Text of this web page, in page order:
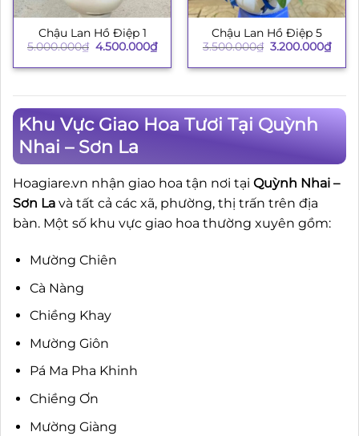
Chậu Lan Hồ Điệp 1
5.000.000₫ Giá
là:
4.500.000₫Giá
hiện
tại
Chậu Lan Hồ Điệp 5
3.500.000₫ Giá
là:
3.200.000₫Giá
hiện
tại
Khu Vực Giao Hoa Tươi Tại Quỳnh
Nhai – Sơn La
Hoagiare.vn nhận giao hoa tận nơi tại Quỳnh Nhai –
Sơn La và tất cả các xã, phường, thị trấn trên địa
bàn. Một số khu vực giao hoa thường xuyên gồm:
Mường Chiên
Cà Nàng
Chiềng Khay
Mường Giôn
Pá Ma Pha Khinh
Chiềng Ơn
Mường Giàng